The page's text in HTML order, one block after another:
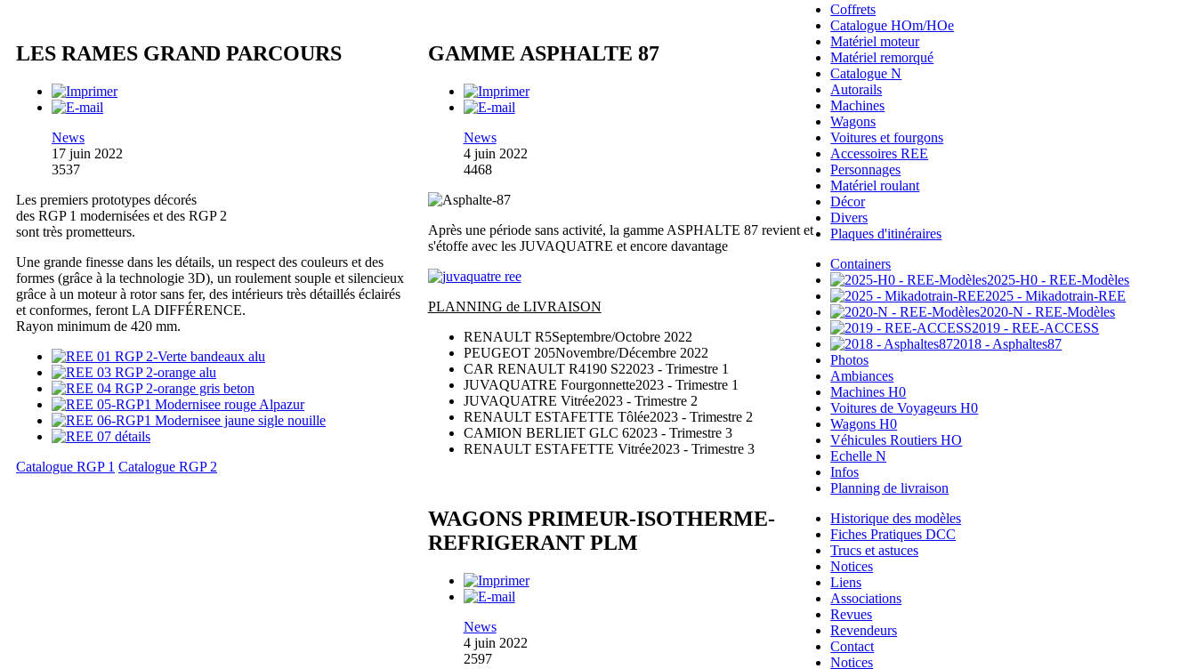
LES RAMES GRAND PARCOURS
News
17 juin 2022
3537
Les premiers prototypes décorés
des RGP 1 modernisées et des RGP 2
sont très prometteurs.
Une grande finesse dans les détails, un respect des couleurs et des
formes (grâce à la technologie 3D), un roulement souple et silencieux
grâce à un moteur à rotor sans fer, des intérieurs très détaillés éclairés
et conformes, feront LA DIFFÉRENCE.
Rayon minimum de 420 mm.
Catalogue RGP 1 Catalogue RGP 2
GAMME ASPHALTE 87
News
4 juin 2022
4468
Après une période sans activité, la gamme ASPHALTE 87 revient et
s'étoffe avec les JUVAQUATRE et encore davantage
PLANNING de LIVRAISON
RENAULT R5Septembre/Octobre 2022
PEUGEOT 205Novembre/Décembre 2022
CAR RENAULT R4190 S22023 - Trimestre 1
JUVAQUATRE Fourgonnette2023 - Trimestre 1
JUVAQUATRE Vitrée2023 - Trimestre 2
RENAULT ESTAFETTE Tôlée2023 - Trimestre 2
CAMION BERLIET GLC 62023 - Trimestre 3
RENAULT ESTAFETTE Vitrée2023 - Trimestre 3
WAGONS PRIMEUR-ISOTHERME-
REFRIGERANT PLM
News
4 juin 2022
2597
Coffrets
Catalogue HOm/HOe
Matériel moteur
Matériel remorqué
Catalogue N
Autorails
Machines
Wagons
Voitures et fourgons
Accessoires REE
Personnages
Matériel roulant
Décor
Divers
Plaques d'itinéraires
Containers
2025-H0 - REE-Modèles
2025 - Mikadotrain-REE
2020-N - REE-Modèles
2019 - REE-ACCESS
2018 - Asphaltes87
Photos
Ambiances
Machines H0
Voitures de Voyageurs H0
Wagons H0
Véhicules Routiers HO
Echelle N
Infos
Planning de livraison
Historique des modèles
Fiches Pratiques DCC
Trucs et astuces
Notices
Liens
Associations
Revues
Revendeurs
Contact
Notices